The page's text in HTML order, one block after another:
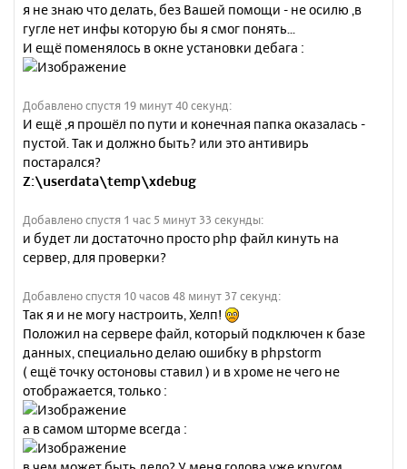
я не знаю что делать, без Вашей помощи - не осилю ,в
гугле нет инфы которую бы я смог понять...
И ещё поменялось в окне установки дебага :
Добавлено спустя 19 минут 40 секунд:
И ещё ,я прошёл по пути и конечная папка оказалась -
пустой. Так и должно быть? или это антивирь
постарался?
Z:\userdata\temp\xdebug
Добавлено спустя 1 час 5 минут 33 секунды:
и будет ли достаточно просто php файл кинуть на
сервер, для проверки?
Добавлено спустя 10 часов 48 минут 37 секунд:
Так я и не могу настроить, Хелп!
Положил на сервере файл, который подключен к базе
данных, специально делаю ошибку в phpstorm
( ещё точку остоновы ставил ) и в хроме не чего не
отображается, только :
а в самом шторме всегда :